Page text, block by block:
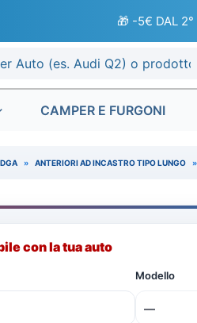
🎁 -5€ DAL 2°
CAMPER E FURGONI
» ANTERIORI AD INCASTRO TIPO LUNGO »
con la tua auto
Modello